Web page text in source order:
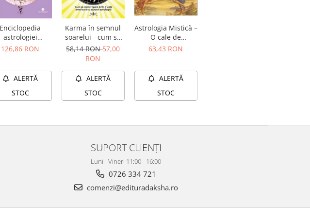
Enciclopedia
astrologiei
medicale
126,86 RON
ALERTĂ
STOC
Karma în semnul
soarelui - cum să
rezolvi tipare dintr-
o viaţă anterioară
astrologiei
58,14 RON57,00
RON
ALERTĂ
STOC
Astrologia Mistică –
O cale de
redescoperire a
63,43 RON
ALERTĂ
STOC
SUPORT CLIENȚI
Luni - Vineri 11:00 - 16:00
0726 334 721
comenzi@edituradaksha.ro